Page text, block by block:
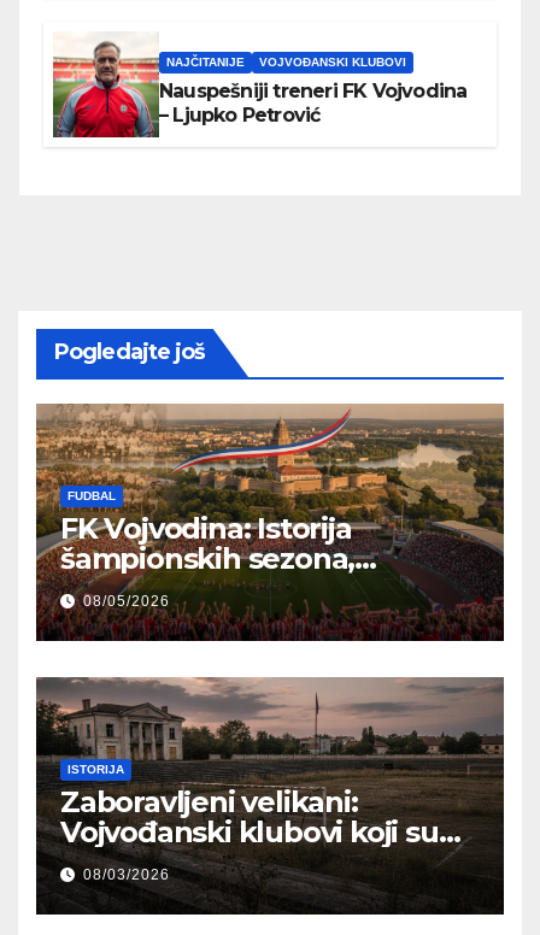
NAJČITANIJE VOJVOĐANSKI KLUBOVI
Nauspešniji treneri FK Vojvodina
– Ljupko Petrović
Pogledajte još
FUDBAL
FK Vojvodina: Istorija
šampionskih sezona,
reprezentativci i regionalni
ponos
08/05/2026
ISTORIJA
Zaboravljeni velikani:
Vojvođanski klubovi koji su
pisali istoriju, a danas žive u
senci
08/03/2026